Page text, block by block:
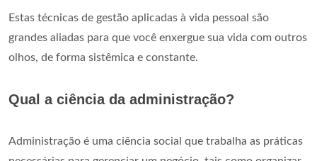
Estas técnicas de gestão aplicadas à vida pessoal são
grandes aliadas para que você enxergue sua vida com outros
olhos, de forma sistêmica e constante.
Qual a ciência da administração?
Administração é uma ciência social que trabalha as práticas